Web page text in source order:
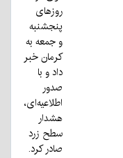
روزهای
پنجشنبه
و جمعه به
کرمان خبر
داد و با
صدور
اطلاعیه‌ای،
هشدار
سطح زرد
صادر کرد.